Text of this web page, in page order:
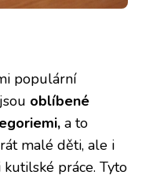
populární
oblíbené
a to
malé děti, ale i
práce. Tyto